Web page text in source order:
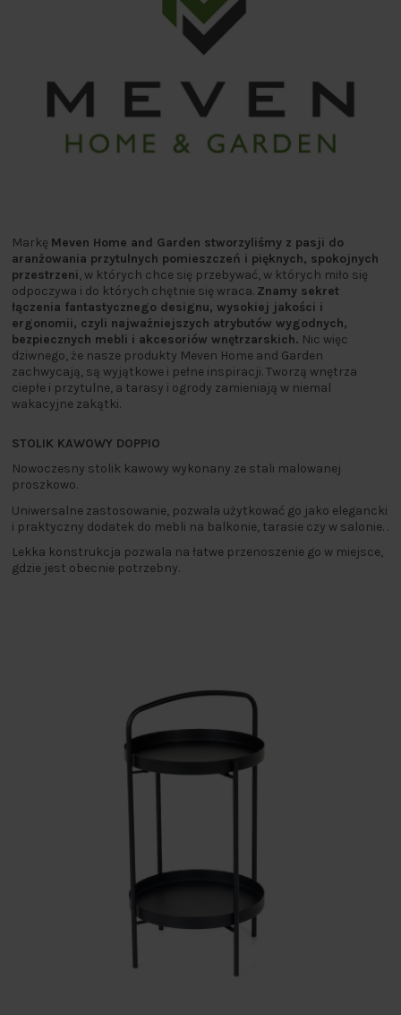
Markę Meven Home and Garden stworzyliśmy z pasji do
aranżowania przytulnych pomieszczeń i pięknych, spokojnych
przestrzeni, w których chce się przebywać, w których miło się
odpoczywa i do których chętnie się wraca. Znamy sekret
łączenia fantastycznego designu, wysokiej jakości i
ergonomii, czyli najważniejszych atrybutów wygodnych,
bezpiecznych mebli i akcesoriów wnętrzarskich. Nic więc
dziwnego, że nasze produkty Meven Home and Garden
zachwycają, są wyjątkowe i pełne inspiracji. Tworzą wnętrza
ciepłe i przytulne, a tarasy i ogrody zamieniają w niemal
wakacyjne zakątki.
STOLIK KAWOWY DOPPIO
Nowoczesny stolik kawowy wykonany ze stali malowanej
proszkowo.
Uniwersalne zastosowanie, pozwala użytkować go jako elegancki
i praktyczny dodatek do mebli na balkonie, tarasie czy w salonie. .
Lekka konstrukcja pozwala na łatwe przenoszenie go w miejsce,
gdzie jest obecnie potrzebny.